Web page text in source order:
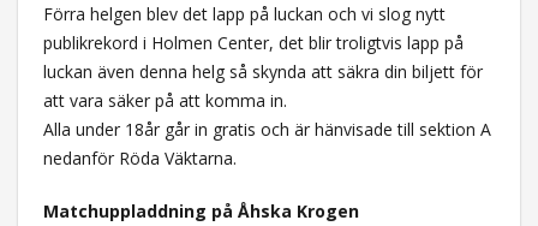
Förra helgen blev det lapp på luckan och vi slog nytt
publikrekord i Holmen Center, det blir troligtvis lapp på
luckan även denna helg så skynda att säkra din biljett för
att vara säker på att komma in.
Alla under 18år går in gratis och är hänvisade till sektion A
nedanför Röda Väktarna.
Matchuppladdning på Åhska Krogen